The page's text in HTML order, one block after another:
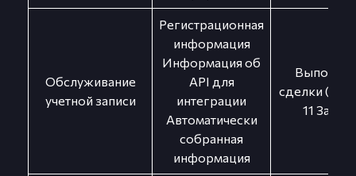
Обслуживание
учетной записи
Регистрационная
информация
Информация об
API для
интеграции
Автоматически
собранная
информация
сделки (п. 3
11